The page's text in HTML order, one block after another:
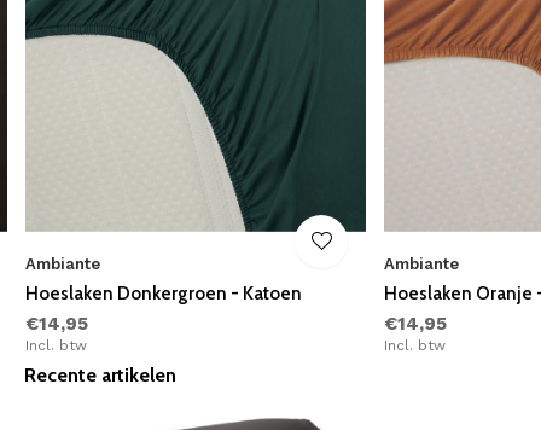
Ambiante
Hoeslaken Donkergroen - Katoen
€14,95
Incl. btw
Ambiante
Hoeslaken Oranje
€14,95
Incl. btw
Recente artikelen